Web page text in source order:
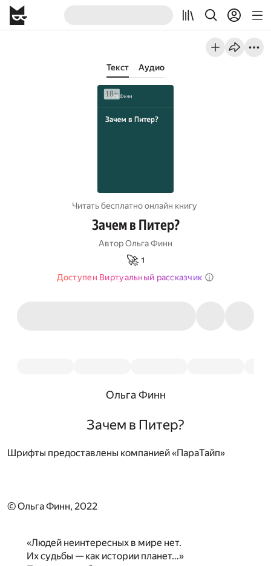
Текст Аудио
Читать бесплатно онлайн книгу
Зачем в Питер?
АвторОльга Финн
🚀 1
Доступен Виртуальный рассказчик
Ольга Финн
Зачем в Питер?
Шрифты предоставлены компанией «ПараТайп»
© Ольга Финн, 2022
«Людей неинтересных в мире нет.
Их судьбы — как истории планет…»